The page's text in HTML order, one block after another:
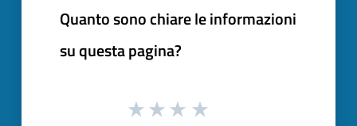
Quanto sono chiare le informazioni
su questa pagina?